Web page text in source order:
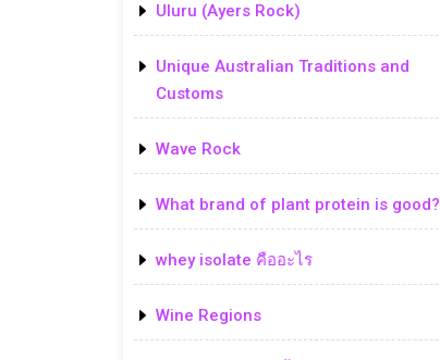
Uluru (Ayers Rock)
Unique Australian Traditions and
Customs
Wave Rock
What brand of plant protein is good?
whey isolate คืออะไร
Wine Regions